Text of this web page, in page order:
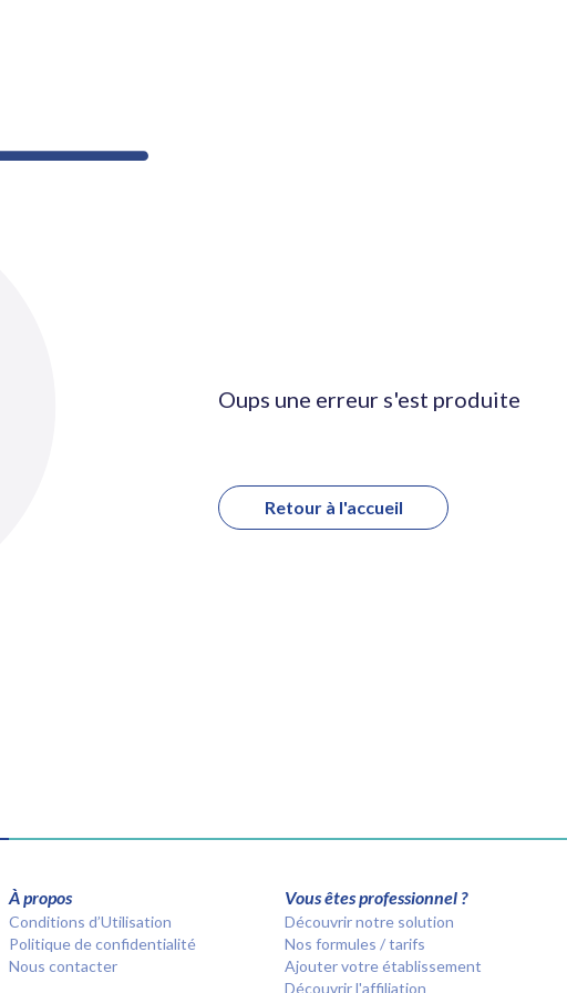
Oups une erreur s'est produite
Retour à l'accueil
À propos
Conditions d’Utilisation
Politique de confidentialité
Nous contacter
Vous êtes professionnel ?
Découvrir notre solution
Nos formules / tarifs
Ajouter votre établissement
Découvrir l'affiliation